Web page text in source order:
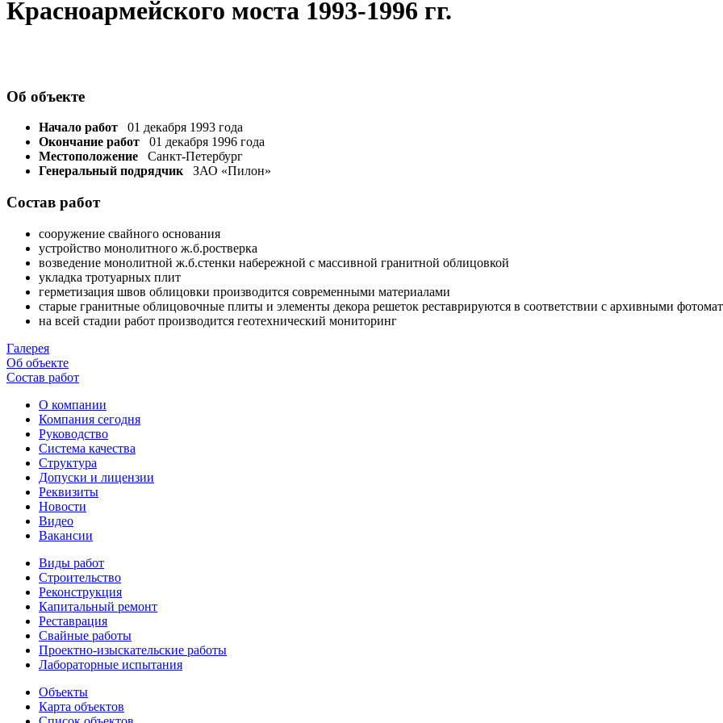
Красноармейского моста 1993-1996 гг.
Об объекте
Начало работ 01 декабря 1993 года
Окончание работ 01 декабря 1996 года
Местоположение Санкт-Петербург
Генеральный подрядчик ЗАО «Пилон»
Состав работ
сооружение свайного основания
устройство монолитного ж.б.ростверка
возведение монолитной ж.б.стенки набережной с массивной гранитной облицовкой
укладка тротуарных плит
герметизация швов облицовки производится современными материалами
старые гранитные облицовочные плиты и элементы декора решеток реставрируются в соответствии с архивными
на всей стадии работ производится геотехнический мониторинг
Галерея
Об объекте
Состав работ
О компании
Компания сегодня
Руководство
Система качества
Структура
Допуски и лицензии
Реквизиты
Новости
Видео
Вакансии
Виды работ
Строительство
Реконструкция
Капитальный ремонт
Реставрация
Свайные работы
Проектно-изыскательские работы
Лабораторные испытания
Объекты
Карта объектов